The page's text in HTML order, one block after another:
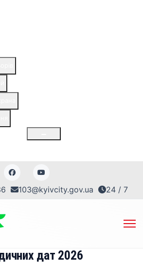
103@kyivcity.gov.ua 24 / 7
дат 2026